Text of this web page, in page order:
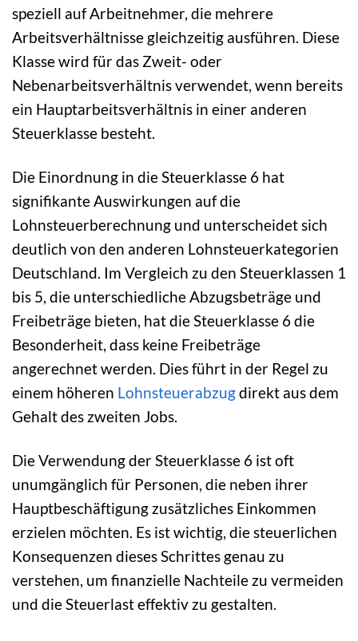
speziell auf Arbeitnehmer, die mehrere
Arbeitsverhältnisse gleichzeitig ausführen. Diese
Klasse wird für das Zweit- oder
Nebenarbeitsverhältnis verwendet, wenn bereits
ein Hauptarbeitsverhältnis in einer anderen
Steuerklasse besteht.
Die Einordnung in die Steuerklasse 6 hat
signifikante Auswirkungen auf die
Lohnsteuerberechnung und unterscheidet sich
deutlich von den anderen Lohnsteuerkategorien
Deutschland. Im Vergleich zu den Steuerklassen 1
bis 5, die unterschiedliche Abzugsbeträge und
Freibeträge bieten, hat die Steuerklasse 6 die
Besonderheit, dass keine Freibeträge
angerechnet werden. Dies führt in der Regel zu
einem höheren Lohnsteuerabzugdirekt aus dem
Gehalt des zweiten Jobs.
Die Verwendung der Steuerklasse 6 ist oft
unumgänglich für Personen, die neben ihrer
Hauptbeschäftigung zusätzliches Einkommen
erzielen möchten. Es ist wichtig, die steuerlichen
Konsequenzen dieses Schrittes genau zu
verstehen, um finanzielle Nachteile zu vermeiden
und die Steuerlast effektiv zu gestalten.